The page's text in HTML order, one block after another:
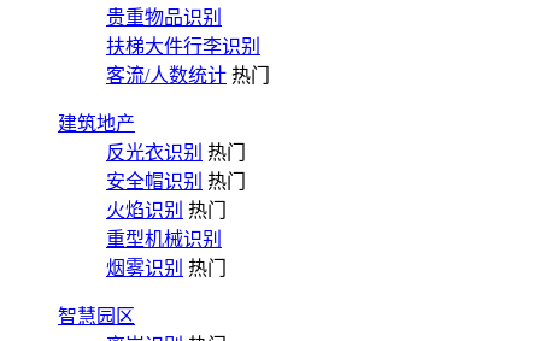
贵重物品识别
扶梯大件行李识别
客流/人数统计 热门
建筑地产
反光衣识别 热门
安全帽识别 热门
火焰识别 热门
重型机械识别
烟雾识别 热门
智慧园区